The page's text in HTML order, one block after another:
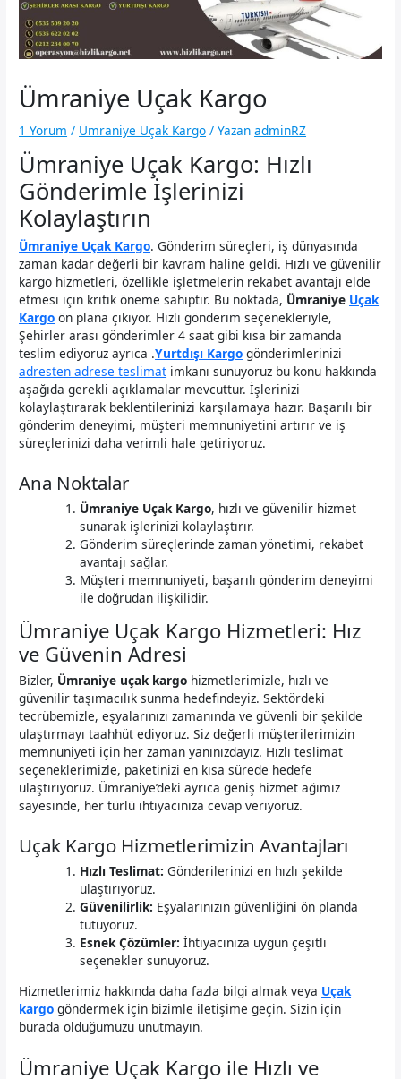
Ümraniye Uçak Kargo
1 Yorum / Ümraniye Uçak Kargo / Yazan adminRZ
Ümraniye Uçak Kargo: Hızlı
Gönderimle İşlerinizi
Kolaylaştırın
Ümraniye Uçak Kargo. Gönderim süreçleri, iş dünyasında
zaman kadar değerli bir kavram haline geldi. Hızlı ve güvenilir
kargo hizmetleri, özellikle işletmelerin rekabet avantajı elde
etmesi için kritik öneme sahiptir. Bu noktada, Ümraniye Uçak
Kargo ön plana çıkıyor. Hızlı gönderim seçenekleriyle,
Şehirler arası gönderimler 4 saat gibi kısa bir zamanda
teslim ediyoruz ayrıca .Yurtdışı Kargo gönderimlerinizi
adresten adrese teslimat imkanı sunuyoruz bu konu hakkında
aşağıda gerekli açıklamalar mevcuttur. İşlerinizi
kolaylaştırarak beklentilerinizi karşılamaya hazır. Başarılı bir
gönderim deneyimi, müşteri memnuniyetini artırır ve iş
süreçlerinizi daha verimli hale getiriyoruz.
Ana Noktalar
Ümraniye Uçak Kargo, hızlı ve güvenilir hizmet
sunarak işlerinizi kolaylaştırır.
Gönderim süreçlerinde zaman yönetimi, rekabet
avantajı sağlar.
Müşteri memnuniyeti, başarılı gönderim deneyimi
ile doğrudan ilişkilidir.
Ümraniye Uçak Kargo Hizmetleri: Hız
ve Güvenin Adresi
Bizler, Ümraniye uçak kargo hizmetlerimizle, hızlı ve
güvenilir taşımacılık sunma hedefindeyiz. Sektördeki
tecrübemizle, eşyalarınızı zamanında ve güvenli bir şekilde
ulaştırmayı taahhüt ediyoruz. Siz değerli müşterilerimizin
memnuniyeti için her zaman yanınızdayız. Hızlı teslimat
seçeneklerimizle, paketinizi en kısa sürede hedefe
ulaştırıyoruz. Ümraniye’deki ayrıca geniş hizmet ağımız
sayesinde, her türlü ihtiyacınıza cevap veriyoruz.
Uçak Kargo Hizmetlerimizin Avantajları
Hızlı Teslimat: Gönderilerinizi en hızlı şekilde
ulaştırıyoruz.
Güvenilirlik: Eşyalarınızın güvenliğini ön planda
tutuyoruz.
Esnek Çözümler: İhtiyacınıza uygun çeşitli
seçenekler sunuyoruz.
Hizmetlerimiz hakkında daha fazla bilgi almak veya Uçak
kargo göndermek için bizimle iletişime geçin. Sizin için
burada olduğumuzu unutmayın.
Ümraniye Uçak Kargo ile Hızlı ve